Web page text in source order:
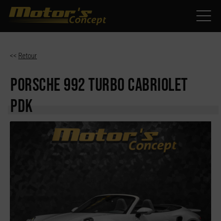
<< Retour
PORSCHE 992TURBO CABRIOLET
PDK